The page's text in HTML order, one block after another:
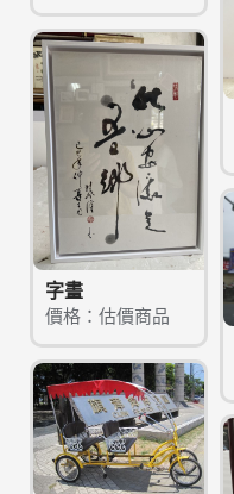
字畫
價格：估價商品